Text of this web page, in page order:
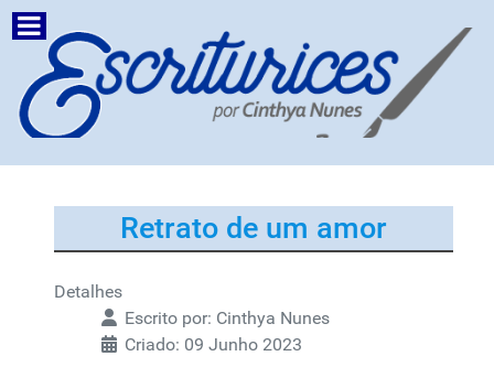
Retrato de um amor
Detalhes
Escrito por: Cinthya Nunes
Criado: 09 Junho 2023